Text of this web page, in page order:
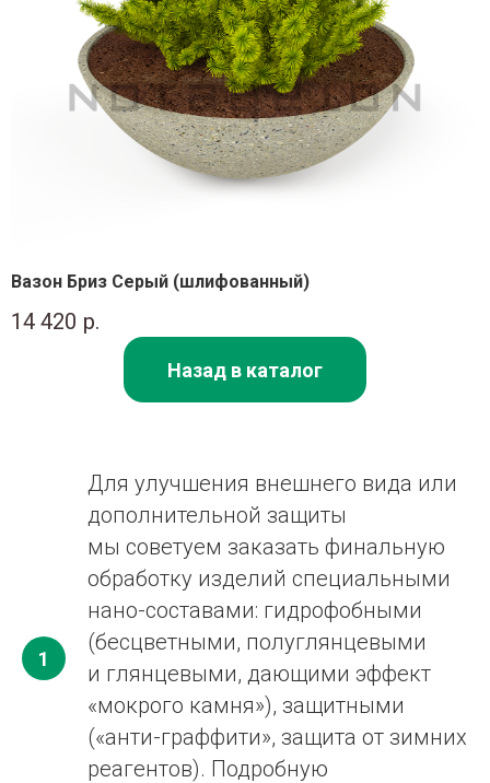
Вазон Бриз Серый (шлифованный)
14 420 р.
Назад в каталог
1
Для улучшения внешнего вида или
дополнительной защиты
мы советуем заказать финальную
обработку изделий специальными
нано-составами: гидрофобными
(бесцветными, полуглянцевыми
и глянцевыми, дающими эффект
«мокрого камня»), защитными
(«анти-граффити», защита от зимних
реагентов). Подробную